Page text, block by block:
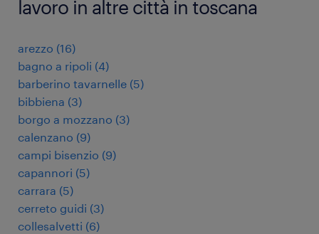
lavoro in altre città in toscana
arezzo (16)
bagno a ripoli (4)
barberino tavarnelle (5)
bibbiena (3)
borgo a mozzano (3)
calenzano (9)
campi bisenzio (9)
capannori (5)
carrara (5)
cerreto guidi (3)
collesalvetti (6)